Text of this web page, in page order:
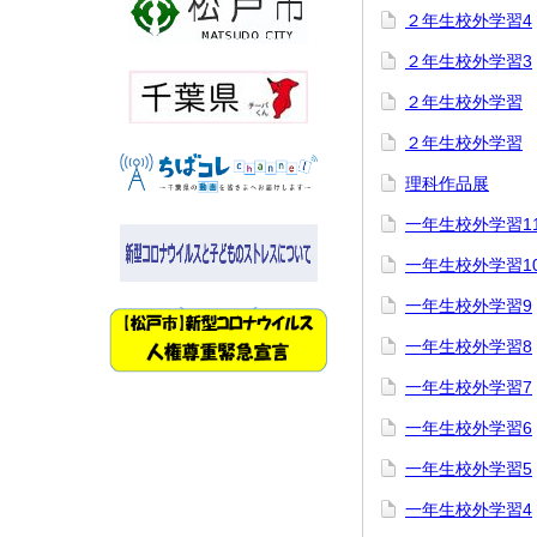
２年生校外学習4
２年生校外学習3
２年生校外学習
２年生校外学習
理科作品展
一年生校外学習
一年生校外学習
一年生校外学習9
一年生校外学習8
一年生校外学習7
一年生校外学習6
一年生校外学習5
一年生校外学習4